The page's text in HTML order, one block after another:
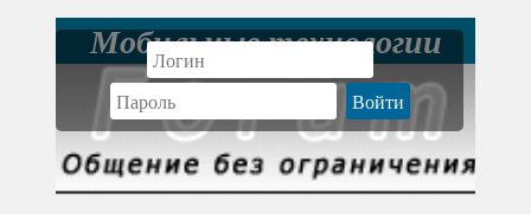
Мобильные технологии